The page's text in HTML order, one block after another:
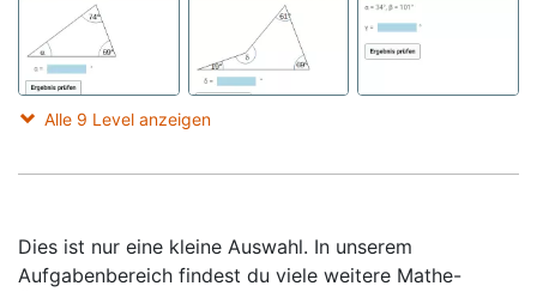
Alle 9 Level anzeigen
Dies ist nur eine kleine Auswahl. In unserem
Aufgabenbereich findest du viele weitere Mathe-